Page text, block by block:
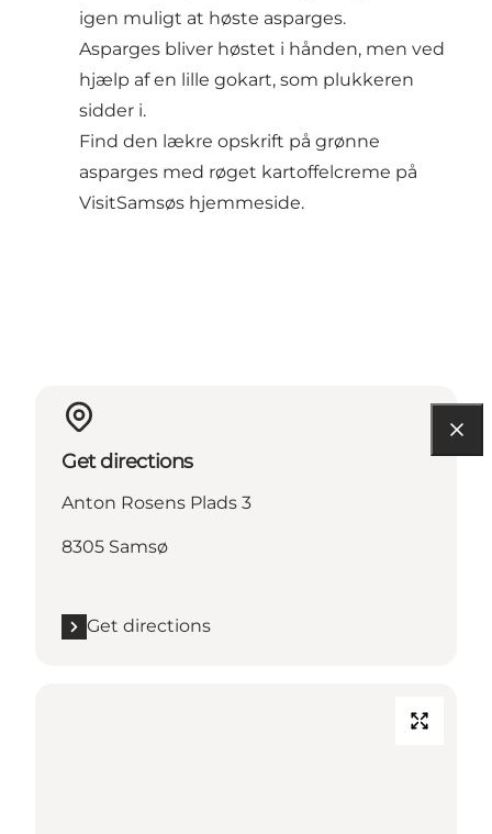
igen muligt at høste asparges.
Asparges bliver høstet i hånden, men ved
hjælp af en lille gokart, som plukkeren
sidder i.
Find den lækre opskrift på grønne
asparges med røget kartoffelcreme på
VisitSamsøs hjemmeside.
Get directions
Anton Rosens Plads 3
8305 Samsø
Get directions